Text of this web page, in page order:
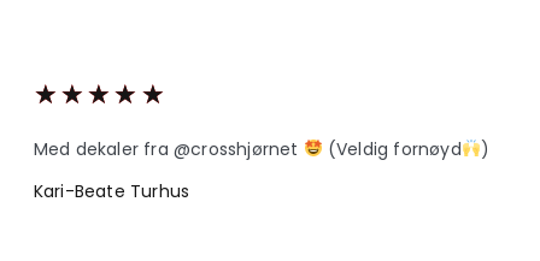
★ ★ ★ ★ ★
Med dekaler fra @crosshjørnet (Veldig fornøyd
)
Kari-Beate Turhus